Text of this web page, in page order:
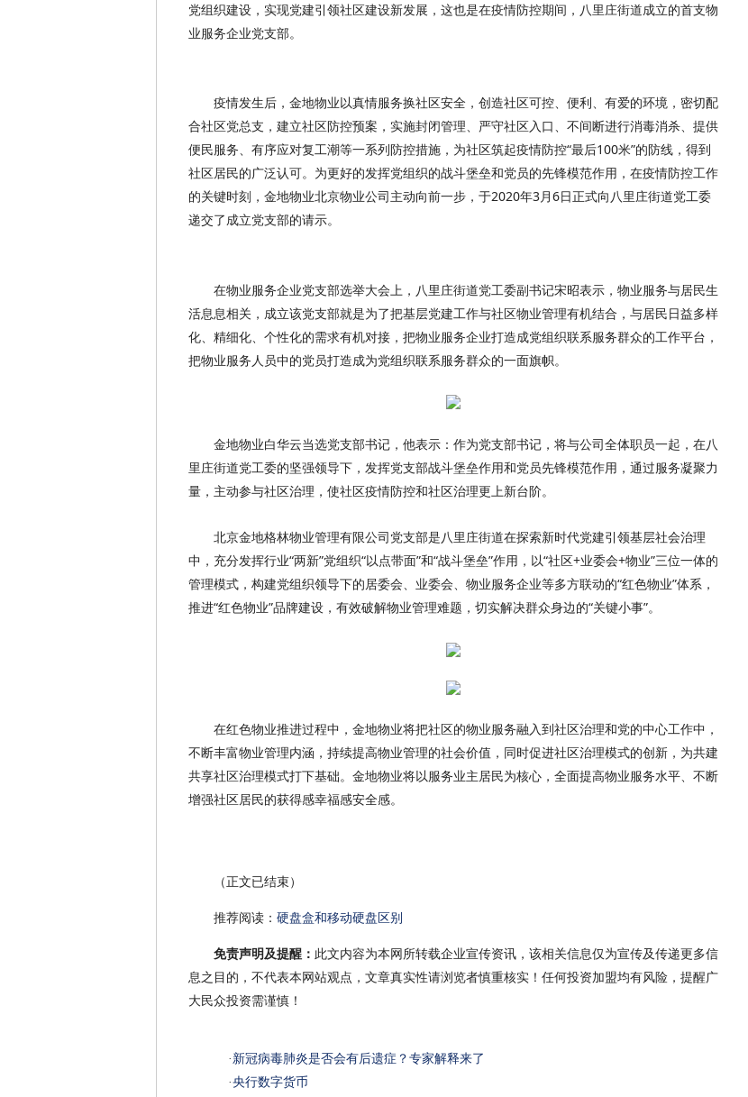
党组织建设，实现党建引领社区建设新发展，这也是在疫情防控期间，八里庄街道成立的首支物
业服务企业党支部。
疫情发生后，金地物业以真情服务换社区安全，创造社区可控、便利、有爱的环境，密切配
合社区党总支，建立社区防控预案，实施封闭管理、严守社区入口、不间断进行消毒消杀、提供
便民服务、有序应对复工潮等一系列防控措施，为社区筑起疫情防控“最后100米”的防线，得到
社区居民的广泛认可。为更好的发挥党组织的战斗堡垒和党员的先锋模范作用，在疫情防控工作
的关键时刻，金地物业北京物业公司主动向前一步，于2020年3月6日正式向八里庄街道党工委
递交了成立党支部的请示。
在物业服务企业党支部选举大会上，八里庄街道党工委副书记宋昭表示，物业服务与居民生
活息息相关，成立该党支部就是为了把基层党建工作与社区物业管理有机结合，与居民日益多样
化、精细化、个性化的需求有机对接，把物业服务企业打造成党组织联系服务群众的工作平台，
把物业服务人员中的党员打造成为党组织联系服务群众的一面旗帜。
金地物业白华云当选党支部书记，他表示：作为党支部书记，将与公司全体职员一起，在八
里庄街道党工委的坚强领导下，发挥党支部战斗堡垒作用和党员先锋模范作用，通过服务凝聚力
量，主动参与社区治理，使社区疫情防控和社区治理更上新台阶。
北京金地格林物业管理有限公司党支部是八里庄街道在探索新时代党建引领基层社会治理
中，充分发挥行业“两新”党组织“以点带面”和“战斗堡垒”作用，以“社区+业委会+物业”三位一体的
管理模式，构建党组织领导下的居委会、业委会、物业服务企业等多方联动的“红色物业”体系，
推进“红色物业”品牌建设，有效破解物业管理难题，切实解决群众身边的“关键小事”。
在红色物业推进过程中，金地物业将把社区的物业服务融入到社区治理和党的中心工作中，
不断丰富物业管理内涵，持续提高物业管理的社会价值，同时促进社区治理模式的创新，为共建
共享社区治理模式打下基础。金地物业将以服务业主居民为核心，全面提高物业服务水平、不断
增强社区居民的获得感幸福感安全感。
（正文已结束）
推荐阅读： 硬盘盒和移动硬盘区别
免责声明及提醒： 此文内容为本网所转载企业宣传资讯，该相关信息仅为宣传及传递更多信
息之目的，不代表本网站观点，文章真实性请浏览者慎重核实！任何投资加盟均有风险，提醒广
大民众投资需谨慎！
· 新冠病毒肺炎是否会有后遗症？专家解释来了
·央行数字货币